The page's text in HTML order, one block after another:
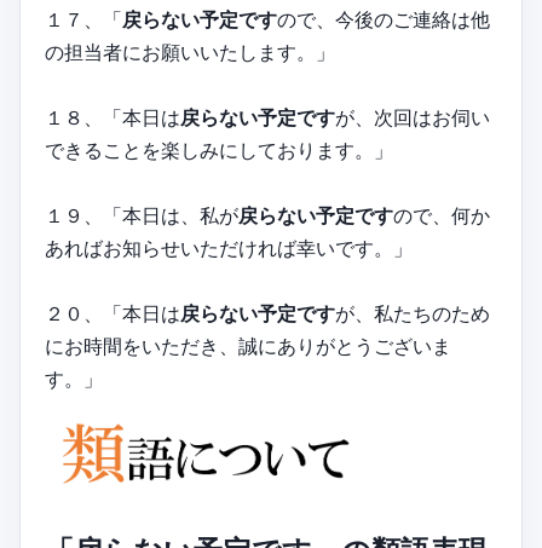
１７、「戻らない予定ですので、今後のご連絡は他
の担当者にお願いいたします。」
１８、「本日は戻らない予定ですが、次回はお伺い
できることを楽しみにしております。」
１９、「本日は、私が戻らない予定ですので、何か
あればお知らせいただければ幸いです。」
２０、「本日は戻らない予定ですが、私たちのため
にお時間をいただき、誠にありがとうございま
す。」